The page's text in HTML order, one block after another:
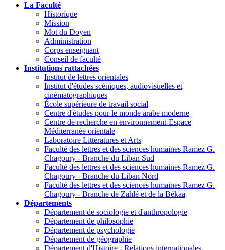
La Faculté
Historique
Mission
Mot du Doyen
Administration
Corps enseignant
Conseil de faculté
Institutions rattachées
Institut de lettres orientales
Institut d'études scéniques, audiovisuelles et
cinématographiques
École supérieure de travail social
Centre d'études pour le monde arabe moderne
Centre de recherche en environnement-Espace
Méditerranée orientale
Laboratoire Littératures et Arts
Faculté des lettres et des sciences humaines Ramez G.
Chagoury - Branche du Liban Sud
Faculté des lettres et des sciences humaines Ramez G.
Chagoury - Branche du Liban Nord
Faculté des lettres et des sciences humaines Ramez G.
Chagoury - Branche de Zahlé et de la Békaa
Départements
Département de sociologie et d'anthropologie
Département de philosophie
Département de psychologie
Département de géographie
Département d'Histoire - Relations internationales